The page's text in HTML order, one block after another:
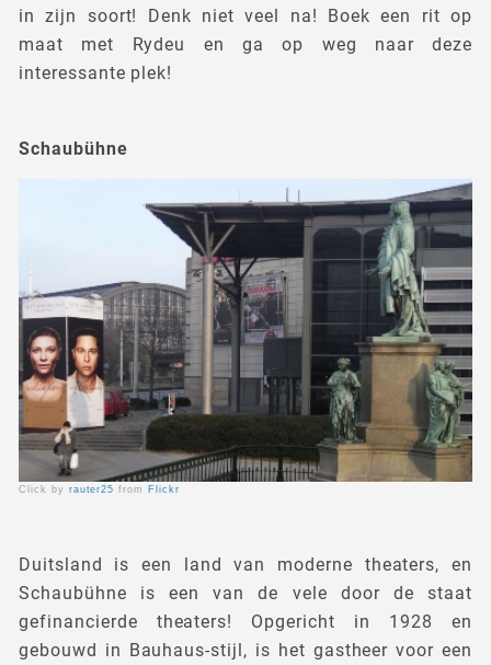
in zijn soort! Denk niet veel na! Boek een rit op
maat met Rydeu en ga op weg naar deze
interessante plek!
Click by rauter25from Flickr
Schaubühne
Duitsland is een land van moderne theaters, en
Schaubühne is een van de vele door de staat
gefinancierde theaters! Opgericht in 1928 en
gebouwd in Bauhaus-stijl, is het gastheer voor een